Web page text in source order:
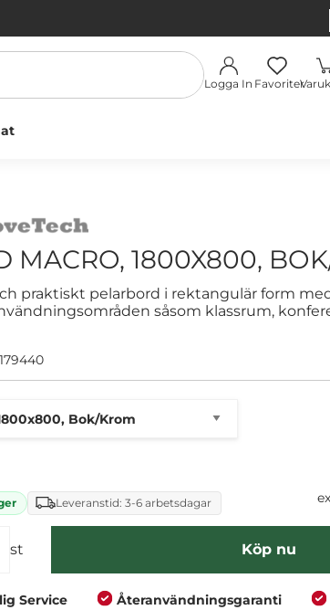
Logga In Favoriter
MACRO, 1800X800,
praktiskt pelarbord i rektangulär form
såsom klassrum,
179440
Leveranstid: 3-6 arbetsdagar
st Köp nu
Service Återanvändningsgaranti
Privat